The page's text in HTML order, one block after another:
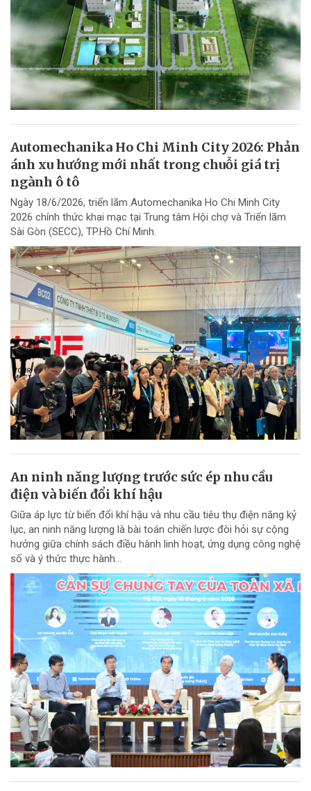
Automechanika Ho Chi Minh City 2026: Phản
ánh xu hướng mới nhất trong chuỗi giá trị
ngành ô tô
Ngày 18/6/2026, triển lãm Automechanika Ho Chi Minh City
2026 chính thức khai mạc tại Trung tâm Hội chợ và Triển lãm
Sài Gòn (SECC), TP.Hồ Chí Minh.
An ninh năng lượng trước sức ép nhu cầu
điện và biến đổi khí hậu
Giữa áp lực từ biến đổi khí hậu và nhu cầu tiêu thụ điện năng kỷ
lục, an ninh năng lượng là bài toán chiến lược đòi hỏi sự cộng
hưởng giữa chính sách điều hành linh hoạt, ứng dụng công nghệ
số và ý thức thực hành...